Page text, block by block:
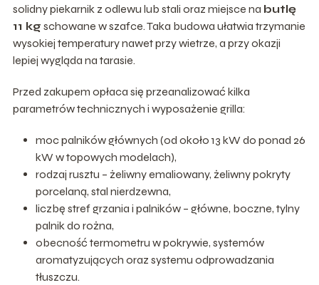
solidny piekarnik z odlewu lub stali oraz miejsce na butlę
11 kg schowane w szafce. Taka budowa ułatwia trzymanie
wysokiej temperatury nawet przy wietrze, a przy okazji
lepiej wygląda na tarasie.
Przed zakupem opłaca się przeanalizować kilka
parametrów technicznych i wyposażenie grilla:
moc palników głównych (od około 13 kW do ponad 26
kW w topowych modelach),
rodzaj rusztu – żeliwny emaliowany, żeliwny pokryty
porcelaną, stal nierdzewna,
liczbę stref grzania i palników – główne, boczne, tylny
palnik do rożna,
obecność termometru w pokrywie, systemów
aromatyzujących oraz systemu odprowadzania
tłuszczu.